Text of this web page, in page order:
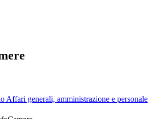
Affari generali, amministrazione e personale